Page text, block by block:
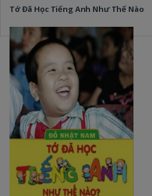
Tớ Đã Học Tiếng Anh Như Thế Nào